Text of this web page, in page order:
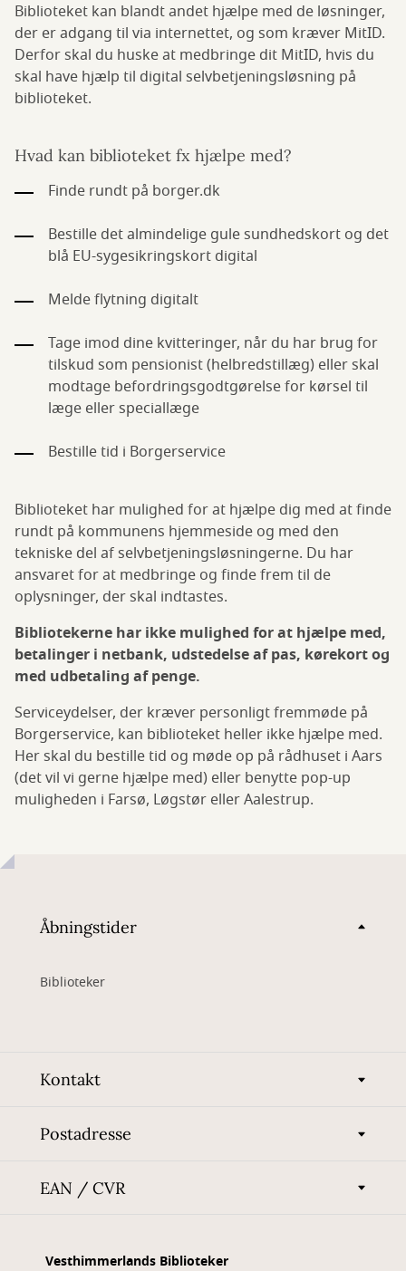
Biblioteket kan blandt andet hjælpe med de løsninger,
der er adgang til via internettet, og som kræver MitID.
Derfor skal du huske at medbringe dit MitID, hvis du
skal have hjælp til digital selvbetjeningsløsning på
biblioteket.
Hvad kan biblioteket fx hjælpe med?
Finde rundt på borger.dk
Bestille det almindelige gule sundhedskort og det
blå EU-sygesikringskort digital
Melde flytning digitalt
Tage imod dine kvitteringer, når du har brug for
tilskud som pensionist (helbredstillæg) eller skal
modtage befordringsgodtgørelse for kørsel til
læge eller speciallæge
Bestille tid i Borgerservice
Biblioteket har mulighed for at hjælpe dig med at finde
rundt på kommunens hjemmeside og med den
tekniske del af selvbetjeningsløsningerne. Du har
ansvaret for at medbringe og finde frem til de
oplysninger, der skal indtastes.
Bibliotekerne har ikke mulighed for at hjælpe med,
betalinger i netbank, udstedelse af pas, kørekort og
med udbetaling af penge.
Serviceydelser, der kræver personligt fremmøde på
Borgerservice, kan biblioteket heller ikke hjælpe med.
Her skal du bestille tid og møde op på rådhuset i Aars
(det vil vi gerne hjælpe med) eller benytte pop-up
muligheden i Farsø, Løgstør eller Aalestrup.
Åbningstider
Biblioteker
Kontakt
Postadresse
EAN / CVR
Vesthimmerlands Biblioteker